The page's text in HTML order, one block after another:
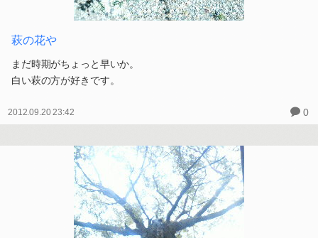
萩の花や
まだ時期がちょっと早いか。
白い萩の方が好きです。
2012.09.20 23:42 0